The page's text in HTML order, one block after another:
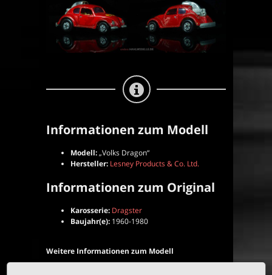
Informationen zum Modell
Modell:„Volks Dragon“
Hersteller: Lesney Products & Co. Ltd.
Informationen zum Original
Karosserie: Dragster
Baujahr(e): 1960-1980
Weitere Informationen zum Modell